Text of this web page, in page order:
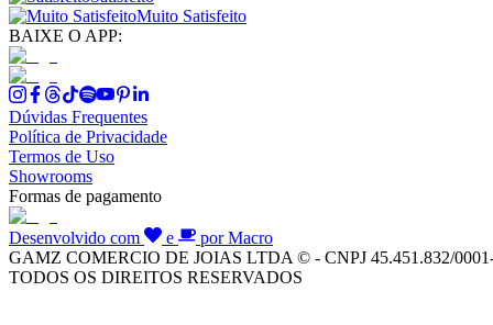
Muito Satisfeito
BAIXE O APP:
Dúvidas Frequentes
Política de Privacidade
Termos de Uso
Showrooms
Formas de pagamento
Desenvolvido com e
por Macro
GAMZ COMERCIO DE JOIAS LTDA © - CNPJ 45.451.832/
TODOS OS DIREITOS RESERVADOS